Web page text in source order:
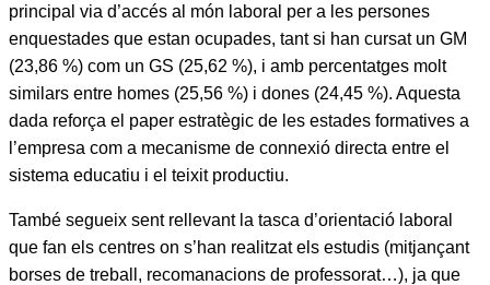
principal via d’accés al món laboral per a les persones
enquestades que estan ocupades, tant si han cursat un GM
(23,86 %) com un GS (25,62 %), i amb percentatges molt
similars entre homes (25,56 %) i dones (24,45 %). Aquesta
dada reforça el paper estratègic de les estades formatives a
l’empresa com a mecanisme de connexió directa entre el
sistema educatiu i el teixit productiu.
També segueix sent rellevant la tasca d’orientació laboral
que fan els centres on s’han realitzat els estudis (mitjançant
borses de treball, recomanacions de professorat…), ja que